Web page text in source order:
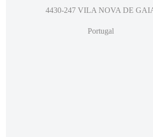
4430-247 VILA NOVA DE
Portugal